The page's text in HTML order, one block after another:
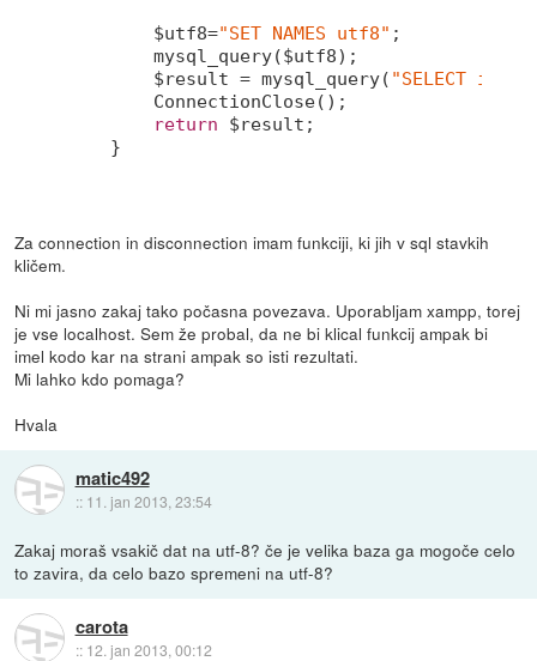
        $utf8=
"SET NAMES utf8" ;
        mysql_query($utf8);
        $result = mysql_query(
"SELECT
        ConnectionClose();
return $result;
    }
Za connection in disconnection imam funkciji, ki jih v sql stavkih
kličem.
Ni mi jasno zakaj tako počasna povezava. Uporabljam xampp, torej
je vse localhost. Sem že probal, da ne bi klical funkcij ampak bi
imel kodo kar na strani ampak so isti rezultati.
Mi lahko kdo pomaga?
Hvala
matic492
:: 11. jan 2013, 23:54
Zakaj moraš vsakič dat na utf-8? če je velika baza ga mogoče celo
to zavira, da celo bazo spremeni na utf-8?
carota
:: 12. jan 2013, 00:12